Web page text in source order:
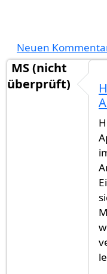
Neuen
MS (nicht
überprüft)